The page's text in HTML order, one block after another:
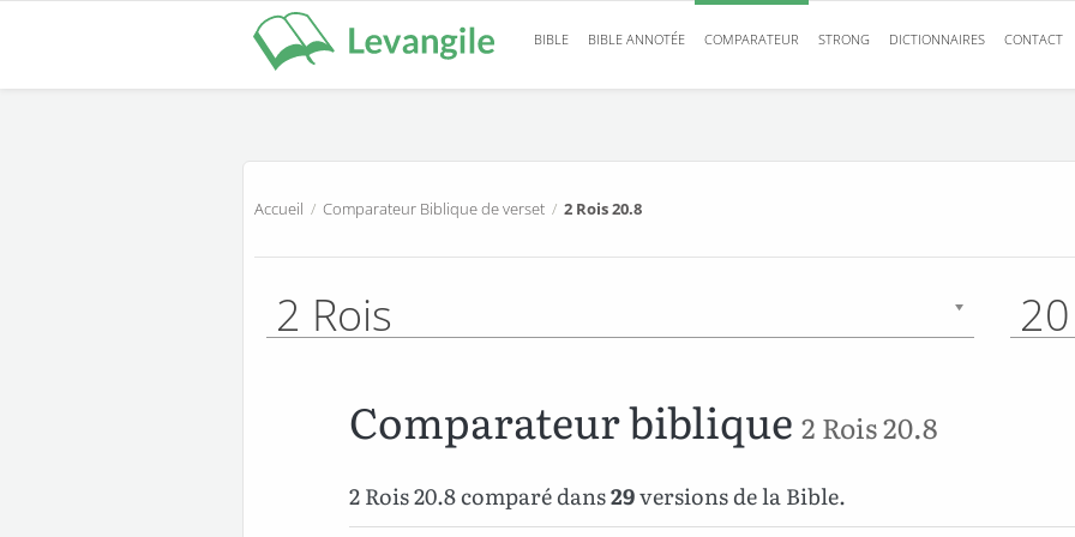
BIBLE BIBLE ANNOTÉE COMPARATEUR STRONG DICTIONNAIRES CONTACT
Accueil / Comparateur Biblique de verset / 2 Rois 20.8
2 Rois 20
Comparateur biblique2 Rois 20.8
2 Rois 20.8 comparé dans29versions de la Bible.